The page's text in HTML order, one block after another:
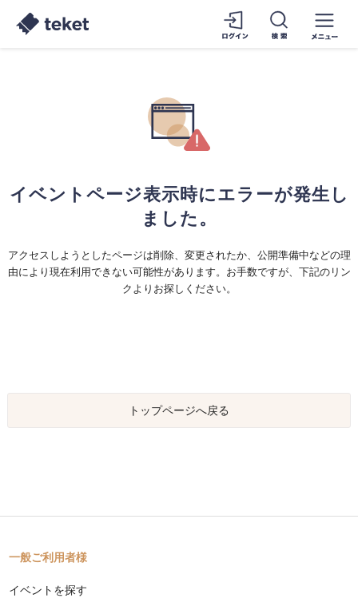
イベントページ表示時にエラーが発生し
ました。
アクセスしようとしたページは削除、変更されたか、公開準備中などの理
由により現在利用できない可能性があります。お手数ですが、下記のリン
クよりお探しください。
トップページへ戻る
一般ご利用者様
イベントを探す